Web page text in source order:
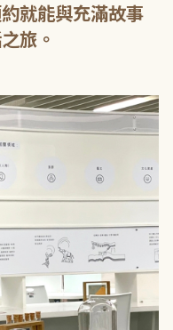
就能與充滿故事
旅。